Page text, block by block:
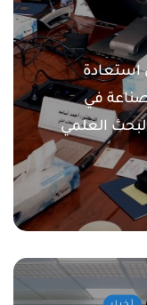
على استعادة
في
العلمي